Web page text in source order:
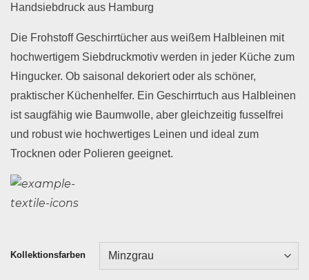
Handsiebdruck aus Hamburg
Die Frohstoff Geschirrtücher aus weißem Halbleinen mit
hochwertigem Siebdruckmotiv werden in jeder Küche zum
Hingucker. Ob saisonal dekoriert oder als schöner,
praktischer Küchenhelfer. Ein Geschirrtuch aus Halbleinen
ist saugfähig wie Baumwolle, aber gleichzeitig fusselfrei
und robust wie hochwertiges Leinen und ideal zum
Trocknen oder Polieren geeignet.
Kollektionsfarben